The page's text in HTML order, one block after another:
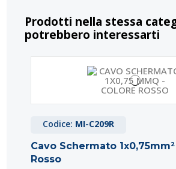
Prodotti nella stessa
potrebbero interessarti
Codice: MI-C209R
Cavo Schermato
Rosso